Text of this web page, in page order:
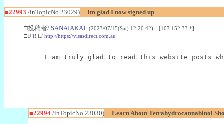
■22993 /inTopicNo.23029) Im glad I now signed up
□投稿者/ SANAIAKAI -(2023/07/15(Sat) 12:20:42) [107.152.33.*]
□U R L/ http://https://visasdirect.com.au
I am truly glad to read this website posts
■22994/inTopicNo.23030) Learn About Tetrahydrocannabinol